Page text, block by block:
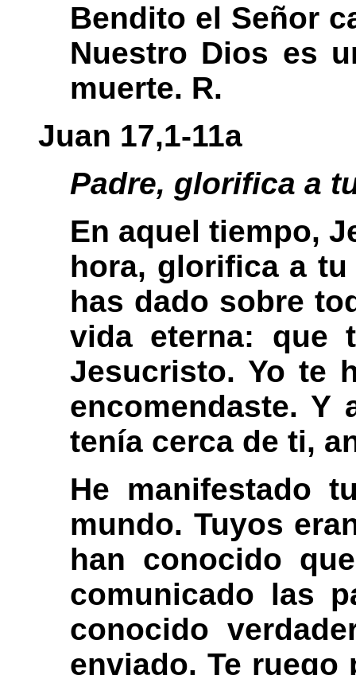
Bendito el Señor
Nuestro Dios es
muerte. R.
Juan 17,1-11a
Padre, glorifica a
En aquel tiempo,
hora, glorifica a
has dado sobre
vida eterna: que
Jesucristo. Yo te
encomendaste.
tenía cerca de ti,
He manifestado
mundo. Tuyos
han conocido
comunicado las
conocido
enviado. Te